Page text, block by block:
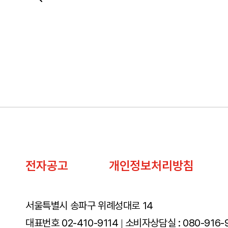
전자공고 개인정보처리방침
서울특별시 송파구 위례성대로 14
대표번호 02-410-9114
소비자상담실 : 080-